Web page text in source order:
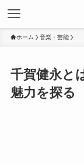
ホーム 音楽・芸能
千賀健永と
魅力を探る